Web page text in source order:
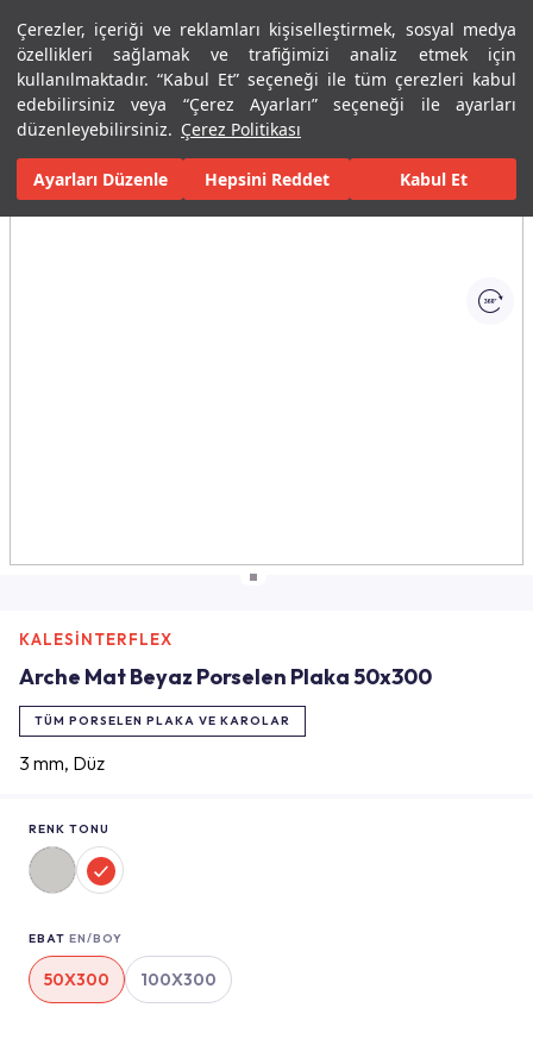
Çerezler, içeriği ve reklamları kişiselleştirmek, sosyal medya
özellikleri sağlamak ve trafiğimizi analiz etmek için
kullanılmaktadır. “Kabul Et” seçeneği ile tüm çerezleri kabul
edebilirsiniz veya “Çerez Ayarları” seçeneği ile ayarları
düzenleyebilirsiniz. Çerez Politikası
Ayarları Düzenle Hepsini Reddet Kabul Et
Menü Menü
Ana Sayfa Karolar Porselen Plaka ve Karolar Tüm Porselen
Tüm Görseller(1)
KALESİNTERFLEX
Arche Mat Beyaz Porselen Plaka 50x300
TÜM PORSELEN PLAKA VE KAROLAR
3 mm, Düz
RENK TONU
EBAT EN/BOY
50X300 100X300